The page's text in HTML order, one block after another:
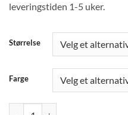
leveringstiden 1-5 uker.
Størrelse
Farge